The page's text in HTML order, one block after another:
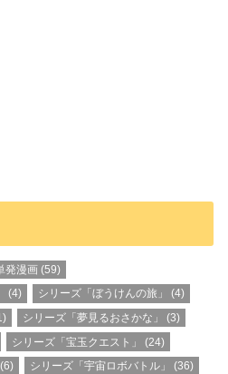
発漫画(59)
(4) シリーズ「ぼうけんの旅」
(4)
シリーズ「夢見るおさかな」
(3)
シリーズ「宝玉クエスト」
(24)
(6) シリーズ「宇宙ロボバトル」
(36)